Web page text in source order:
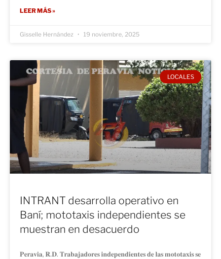
LEER MÁS »
Gisselle Hernández 19 noviembre, 2025
LOCALES
INTRANT desarrolla operativo en
Baní; mototaxis independientes se
muestran en desacuerdo
𝐏𝐞𝐫𝐚𝐯𝐢𝐚, 𝐑.𝐃. 𝐓𝐫𝐚𝐛𝐚𝐣𝐚𝐝𝐨𝐫𝐞𝐬 𝐢𝐧𝐝𝐞𝐩𝐞𝐧𝐝𝐢𝐞𝐧𝐭𝐞𝐬 𝐝𝐞 𝐥𝐚𝐬 𝐦𝐨𝐭𝐨𝐭𝐚𝐱𝐢𝐬 𝐬𝐞